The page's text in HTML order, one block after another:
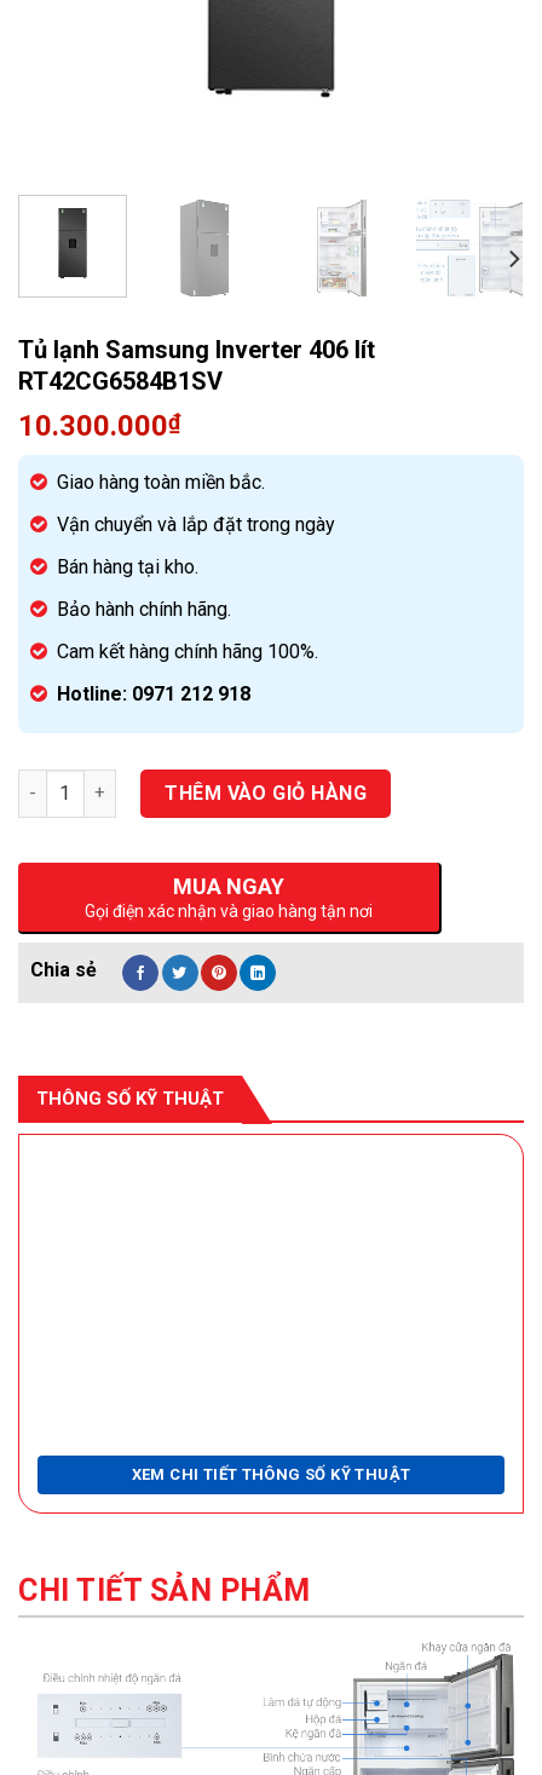
Tủ lạnh Samsung Inverter 406 lít
RT42CG6584B1SV
10.300.000₫
Giao hàng toàn miền bắc.
Vận chuyển và lắp đặt trong ngày
Bán hàng tại kho.
Bảo hành chính hãng.
Cam kết hàng chính hãng 100%.
Hotline: 0971 212 918
Số lượng THÊM VÀO GIỎ HÀNG
MUA NGAY
Gọi điện xác nhận và giao hàng tận nơi
THÔNG SỐ KỸ THUẬT
XEM CHI TIẾT THÔNG SỐ KỸ THUẬT
CHI TIẾT SẢN PHẨM